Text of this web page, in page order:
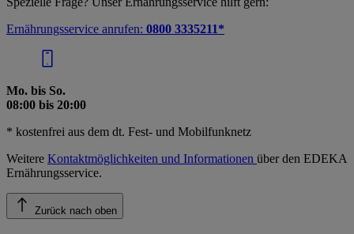
Ernährungsservice anrufen: 0800 3335211*
Mo. bis So.
08:00 bis 20:00
* kostenfrei aus dem dt. Fest- und Mobilfunknetz
Weitere Kontaktmöglichkeiten und Informationen über den EDEKA
Ernährungsservice.
Zurück nach oben